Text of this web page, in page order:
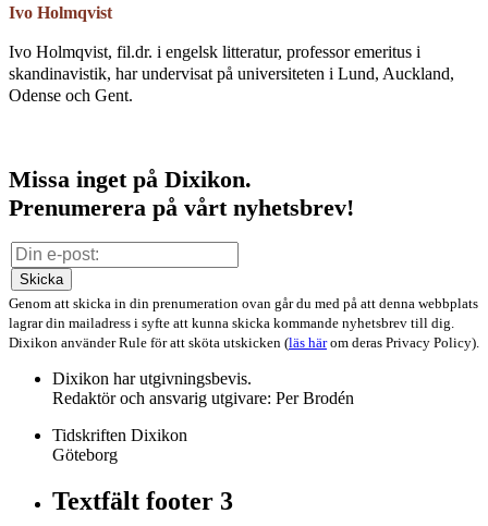
Ivo Holmqvist
Ivo Holmqvist, fil.dr. i engelsk litteratur, professor emeritus i
skandinavistik, har undervisat på universiteten i Lund, Auckland,
Odense och Gent.
Missa inget på Dixikon.
Prenumerera på vårt nyhetsbrev!
Skicka
Genom att skicka in din prenumeration ovan går du med på att denna webbplats
lagrar din mailadress i syfte att kunna skicka kommande nyhetsbrev till dig.
Dixikon använder Rule för att sköta utskicken (läs härom deras Privacy Policy).
Dixikon har utgivningsbevis.
Redaktör och ansvarig utgivare: Per Brodén
Tidskriften Dixikon
Göteborg
Textfält footer 3